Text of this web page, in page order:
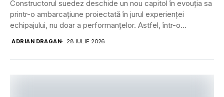
Constructorul suedez deschide un nou capitol în evouția sa
printr-o ambarcațiune proiectată în jurul experienței
echipajului, nu doar a performanțelor. Astfel, într-o
ADRIAN DRAGAN 28 IULIE 2026